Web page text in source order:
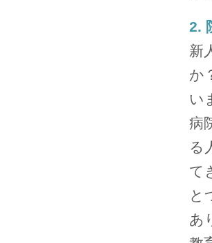
2.
新
か
い
病
る
て
と
あ